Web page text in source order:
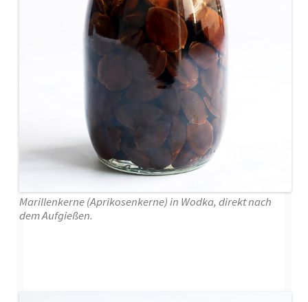
Marillenkerne (Aprikosenkerne) in Wodka, direkt nach
dem Aufgießen.